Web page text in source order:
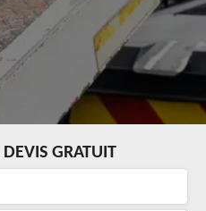
GRATUIT